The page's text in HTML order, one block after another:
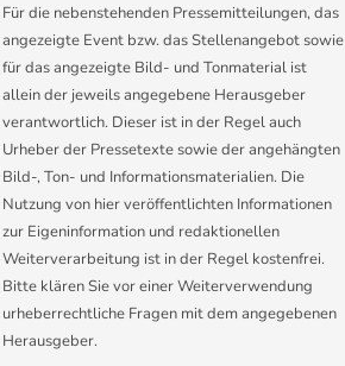
Für die nebenstehenden Pressemitteilungen, das
angezeigte Event bzw. das Stellenangebot sowie
für das angezeigte Bild- und Tonmaterial ist
allein der jeweils angegebene Herausgeber
verantwortlich. Dieser ist in der Regel auch
Urheber der Pressetexte sowie der angehängten
Bild-, Ton- und Informationsmaterialien. Die
Nutzung von hier veröffentlichten Informationen
zur Eigeninformation und redaktionellen
Weiterverarbeitung ist in der Regel kostenfrei.
Bitte klären Sie vor einer Weiterverwendung
urheberrechtliche Fragen mit dem angegebenen
Herausgeber.